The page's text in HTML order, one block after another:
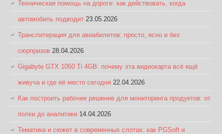
Техническая помощь на дороге: как действовать, когда
автомобиль подводит 23.05.2026
Транслитерация для авиабилетов: просто, ясно и без
сюрпризов 28.04.2026
Gigabyte GTX 1050 Ti 4GB: почему эта видеокарта всё ещё
живуча и где её место сегодня 22.04.2026
Как построить рабочее решение для мониторинга продуктов: от
полки до аналитики 14.04.2026
Тематика и сюжет в современных слотах: как PGSoft и